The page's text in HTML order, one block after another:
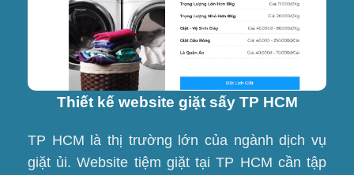
Thiết kế website giặt sấy TP HCM
TP HCM là thị trường lớn của ngành dịch vụ
giặt ủi. Website tiệm giặt tại TP HCM cần tập